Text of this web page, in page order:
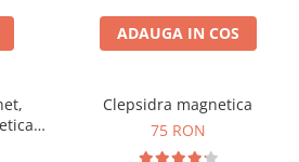
ADAUGA IN COS
Clepsidra magnetica
75 RON